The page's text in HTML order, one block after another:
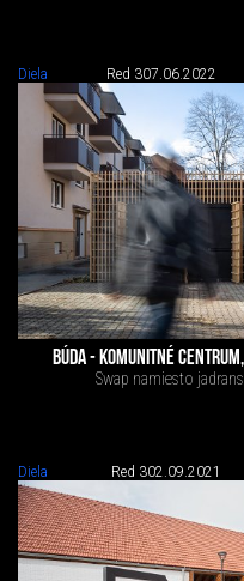
Diela Red 307.06.2022
BÚDA - KOMUNITNÉ
Swap namiesto
Diela Red 302.09.2021